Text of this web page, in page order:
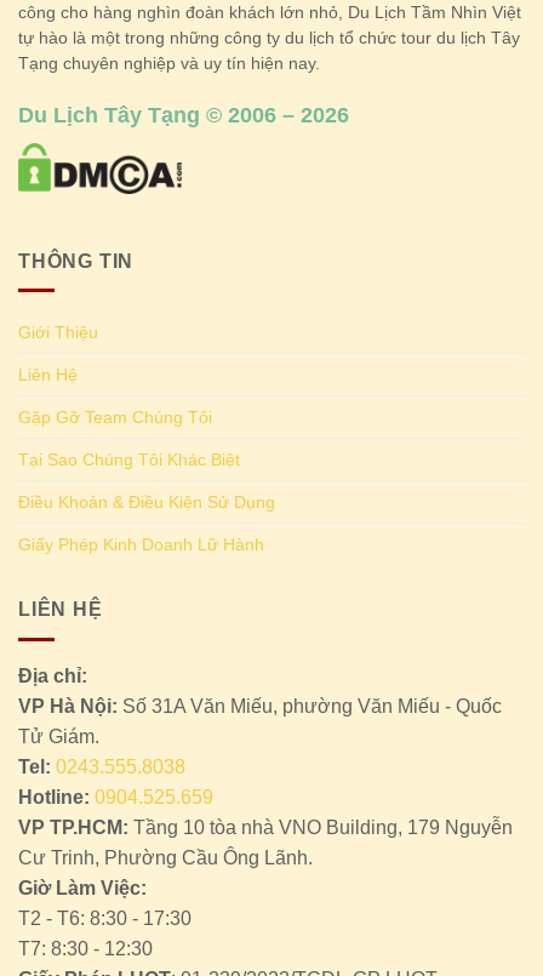
công cho hàng nghìn đoàn khách lớn nhỏ, Du Lịch Tầm Nhìn Việt
tự hào là một trong những công ty du lịch tổ chức tour du lịch Tây
Tạng chuyên nghiệp và uy tín hiện nay.
Du Lịch Tây Tạng © 2006 – 2026
THÔNG TIN
Giới Thiệu
Liên Hệ
Gặp Gỡ Team Chúng Tôi
Tại Sao Chúng Tôi Khác Biệt
Điều Khoản & Điều Kiện Sử Dụng
Giấy Phép Kinh Doanh Lữ Hành
LIÊN HỆ
Địa chỉ:
VP Hà Nội: Số 31A Văn Miếu, phường Văn Miếu - Quốc
Tử Giám.
Tel: 0243.555.8038
Hotline: 0904.525.659
VP TP.HCM: Tầng 10 tòa nhà VNO Building, 179 Nguyễn
Cư Trinh, Phường Cầu Ông Lãnh.
Giờ Làm Việc:
T2 - T6: 8:30 - 17:30
T7: 8:30 - 12:30